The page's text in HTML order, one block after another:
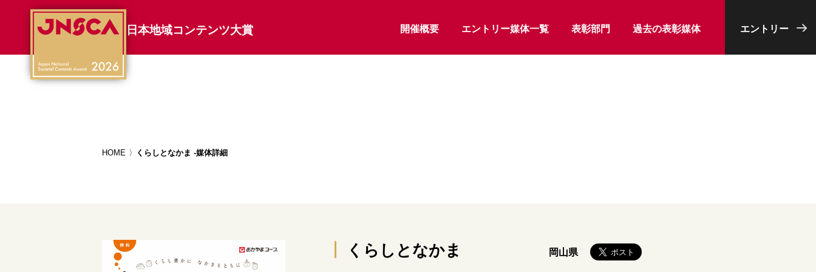
日本地域コンテンツ大賞 開催概要 エントリー媒体一覧 表彰部門 過去の表彰媒体 エントリー
HOME くらしとなかま -媒体詳細
くらしとなかま 岡山県